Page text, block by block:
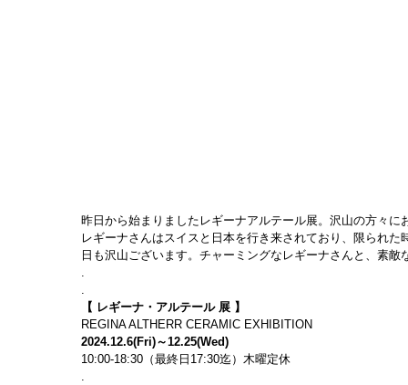
昨日から始まりましたレギーナアルテール展。沢山の方々
レギーナさんはスイスと日本を行き来されており、限られ
日も沢山ございます。チャーミングなレギーナさんと、素
.
.
【 レギーナ・アルテール 展 】
REGINA ALTHERR CERAMIC EXHIBITION
2024.12.6(Fri)～12.25(Wed)
10:00-18:30（最終日17:30迄）木曜定休
.